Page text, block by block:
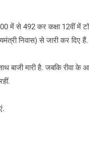
में से 492 कर कक्षा 12वीं में
निवास) से जारी कर दिए हैं.
बाजी मारी है. जबकि रीवा